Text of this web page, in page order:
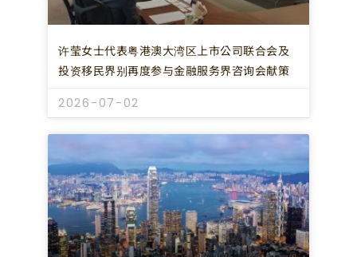
许莹女士代表粤港澳大湾区上市公司联合会及
投资移民界别再度参与金融服务界咨询会献策
2026-07-02